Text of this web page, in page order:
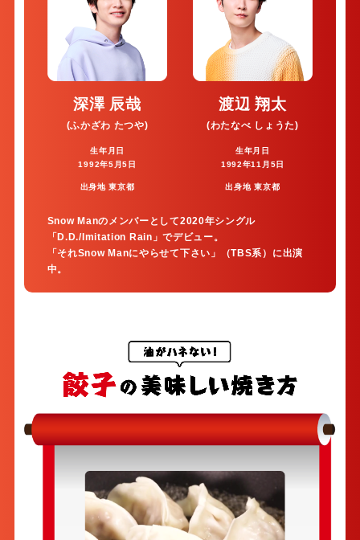
深澤 辰哉
(ふかざわ たつや)
生年月日
1992年5⽉5⽇
出⾝地 東京都
渡辺 翔太
(わたなべ しょうた)
生年月日
1992年11月5日
出⾝地 東京都
Snow Manのメンバーとして2020年シングル
「D.D./Imitation Rain」でデビュー。
「それSnow Manにやらせて下さい」（TBS系）に出演
中。